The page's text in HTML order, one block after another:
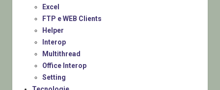
Excel
FTP e WEB Clients
Helper
Interop
Multithread
Office Interop
Setting